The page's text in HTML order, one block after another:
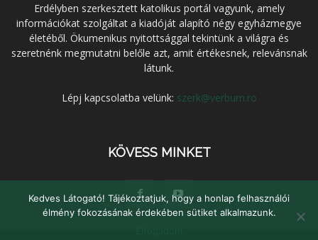
Erdélyben szerkesztett katolikus portál vagyunk, amely
információkat szolgáltat a kiadóját alapító négy egyházmegye
életéből. Ökumenikus nyitottsággal tekintünk a világra és
szeretnénk megmutatni belőle azt, amit értékesnek, relevánsnak
látunk.
Lépj kapcsolatba velünk: szerk@verbum.ro
KÖVESS MINKET
Kedves Látogató! Tájékoztatjuk, hogy a honlap felhasználói
élmény fokozásának érdekében sütiket alkalmazunk.